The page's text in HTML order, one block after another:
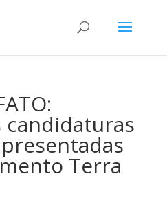
candidaturas
Terra